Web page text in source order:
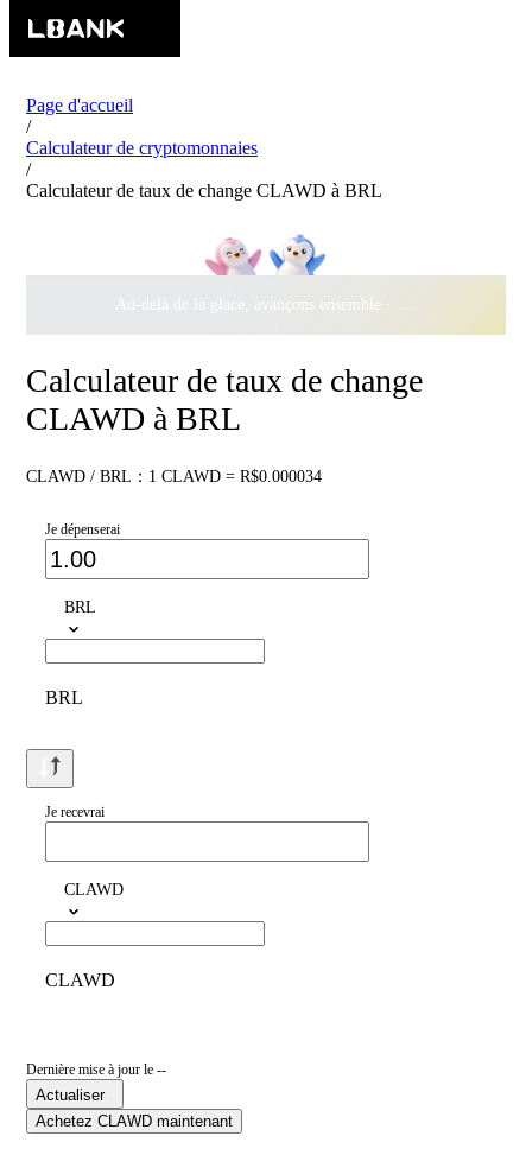
Page d'accueil
/
Calculateur de cryptomonnaies
/
Calculateur de taux de change CLAWD à BRL
Au-delà de la glace, avançons ensemble ·
500 000 $
Calculateur de taux de change
CLAWD à BRL
CLAWD / BRL：1 CLAWD = R$0.000034
Je dépenserai
BRL
BRL
Je recevrai
CLAWD
CLAWD
Dernière mise à jour le --
Actualiser
Achetez CLAWD maintenant